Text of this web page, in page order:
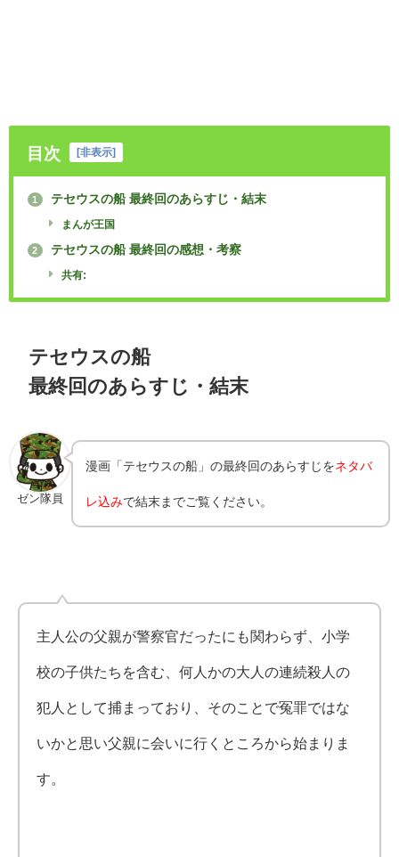
目次 [非表示]
1 テセウスの船 最終回のあらすじ・結末
まんが王国
2 テセウスの船 最終回の感想・考察
共有:
テセウスの船
最終回のあらすじ・結末
ゼン隊員
漫画「テセウスの船」の最終回のあらすじをネタバ
レ込みで結末までご覧ください。
主人公の父親が警察官だったにも関わらず、小学
校の子供たちを含む、何人かの大人の連続殺人の
犯人として捕まっており、そのことで冤罪ではな
いかと思い父親に会いに行くところから始まりま
す。